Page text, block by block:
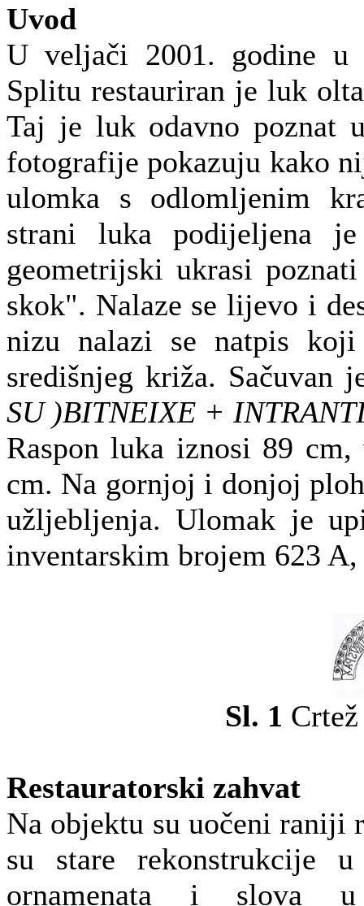
Uvod
U veljači 2001. godine u
Splitu restauriran je luk
Taj je luk odavno poznat
fotografije pokazuju kako
ulomka s odlomljenim
strani luka podijeljena
geometrijski ukrasi
skok". Nalaze se lijevo i
nizu nalazi se natpis
središnjeg križa.
SU )BITNEIXE +
Raspon luka iznosi 89
cm. Na gornjoj i donjoj
užljebljenja. Ulomak je
inventarskim brojem 623
Sl. 1
Restauratorski zahvat
Na objektu su uočeni raniji
su stare rekonstrukcije
ornamenata i slova